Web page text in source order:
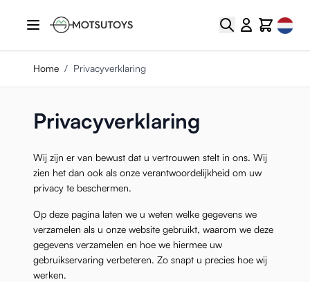
Zoek
CartSelect
Home / Privacyverklaring
Privacyverklaring
Wij zijn er van bewust dat u vertrouwen stelt in ons. Wij
zien het dan ook als onze verantwoordelijkheid om uw
privacy te beschermen.
Op deze pagina laten we u weten welke gegevens we
verzamelen als u onze website gebruikt, waarom we deze
gegevens verzamelen en hoe we hiermee uw
gebruikservaring verbeteren. Zo snapt u precies hoe wij
werken.